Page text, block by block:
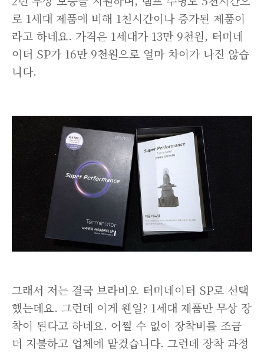
로 1세대 제품에 비해 1천시간이나 증가된 제품이
라고 하네요. 가격은 1세대가 13만 9천원, 터미네
이터 SP가 16만 9천원으로 얼마 차이가 나진 않습
니다.
그래서 저는 결국 브라비오 터미네이터 SP로 선택
했는데요. 그런데 이게 웬일? 1세대 제품만 무상 장
착이 된다고 하네요. 어쩔 수 없이 장착비를 조금
더 지불하고 업체에 맡겼습니다. 그런데 장착 과정